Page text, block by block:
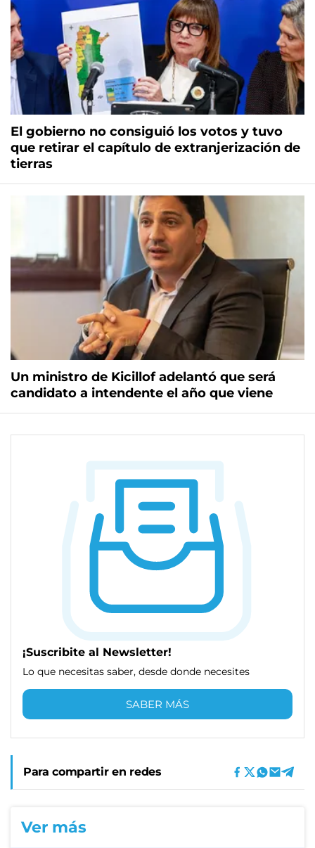
El gobierno no consiguió los votos y tuvo
que retirar el capítulo de extranjerización de
tierras
Un ministro de Kicillof adelantó que será
candidato a intendente el año que viene
¡Suscribite al Newsletter!
Lo que necesitas saber, desde donde necesites
SABER MÁS
Para compartir en redes
Ver más